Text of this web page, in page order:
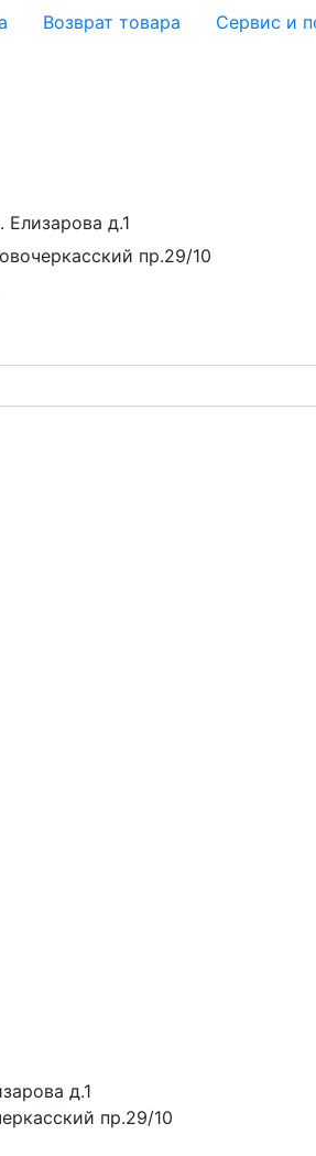
Возврат товара Сервис и
д.1
пр.29/10
д.1
пр.29/10